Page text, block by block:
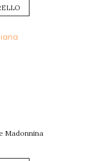
Madonnina